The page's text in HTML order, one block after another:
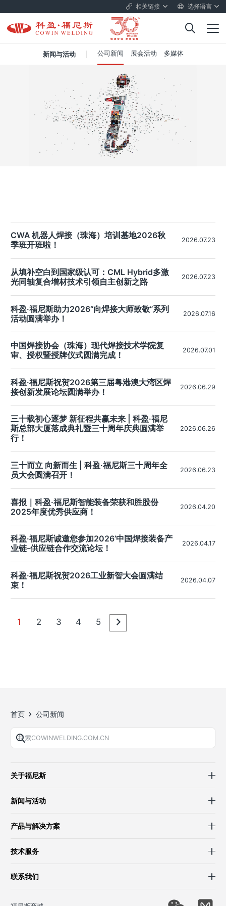
相关链接 选择语言
新闻与活动 公司新闻 展会活动 多媒体
CWA 机器人焊接（珠海）培训基地2026秋
季班开班啦！
2026.07.23
从填补空白到国家级认可：CML Hybrid多激
光同轴复合增材技术引领自主创新之路
2026.07.23
科盈·福尼斯助力2026“向焊接大师致敬”系列
活动圆满举办！
2026.07.16
中国焊接协会（珠海）现代焊接技术学院复
审、授权暨授牌仪式圆满完成！
2026.07.01
科盈·福尼斯祝贺2026第三届粤港澳大湾区焊
接创新发展论坛圆满举办！
2026.06.29
三十载初心逐梦 新征程共赢未来 | 科盈·福尼
斯总部大厦落成典礼暨三十周年庆典圆满举
行！
2026.06.26
三十而立 向新而生 | 科盈·福尼斯三十周年全
员大会圆满召开！
2026.06.23
喜报｜科盈·福尼斯智能装备荣获和胜股份
2025年度优秀供应商！
2026.04.20
科盈·福尼斯诚邀您参加2026’中国焊接装备产
业链-供应链合作交流论坛！
2026.04.17
科盈·福尼斯祝贺2026工业新智大会圆满结
束！
2026.04.07
1 2 3 4 5
首页 公司新闻
关于福尼斯
新闻与活动
产品与解决方案
技术服务
联系我们